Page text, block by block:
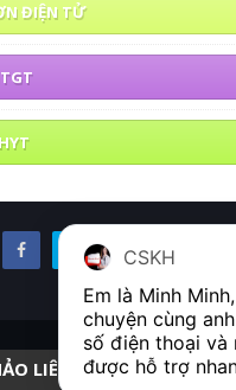
ĐIỆN TỬ
LIÊN KẾT
CSKH
Em là Minh
chuyện cùng
số điện thoại và
được hỗ trợ